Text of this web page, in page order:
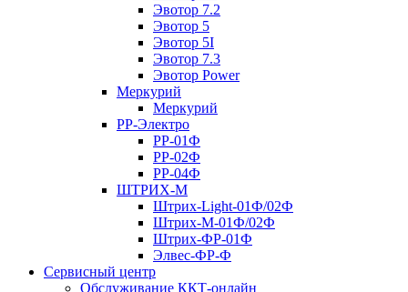
Эвотор 7.2
Эвотор 5
Эвотор 5I
Эвотор 7.3
Эвотор Power
Меркурий
Меркурий
РР-Электро
РР-01Ф
РР-02Ф
РР-04Ф
ШТРИХ-М
Штрих-Light-01Ф/02Ф
Штрих-М-01Ф/02Ф
Штрих-ФР-01Ф
Элвес-ФР-Ф
Сервисный центр
Обслуживание ККТ-онлайн